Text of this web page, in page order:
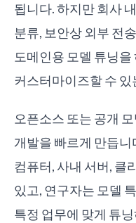
됩니다. 하지만 회사
분류, 보안상 외부 전
도메인용 모델 튜닝
커스터마이즈할 수
오픈소스 또는 공개
개발을 빠르게 만듭
컴퓨터, 사내 서버, 클
있고, 연구자는 모델
특정 업무에 맞게 튜